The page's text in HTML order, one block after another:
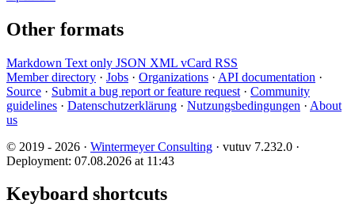
Other formats
Markdown Text only JSON XML vCard RSS
Member directory · Jobs · Organizations · API documentation ·
Source · Submit a bug report or feature request · Community
guidelines · Datenschutzerklärung · Nutzungsbedingungen · About
us
© 2019 - 2026 · Wintermeyer Consulting · vutuv 7.232.0 ·
Deployment: 07.08.2026 at 11:43
Keyboard shortcuts